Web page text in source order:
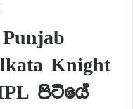
Knight
පිටියේ